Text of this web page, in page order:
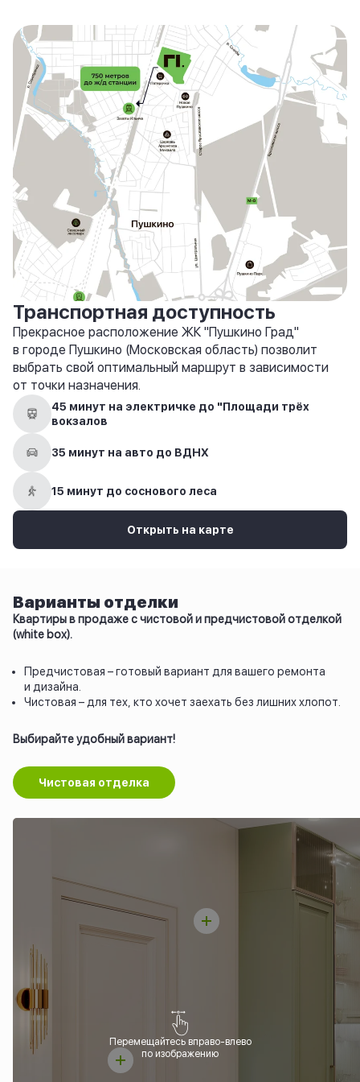
Транспортная доступность
Прекрасное расположение ЖК "Пушкино Град"
в городе Пушкино (Московская область) позволит
выбрать свой оптимальный маршрут в зависимости
от точки назначения.
45 минут на электричке до "Площади трёх
вокзалов
35 минут на авто до ВДНХ
15 минут до соснового леса
Открыть на карте
Варианты отделки
Квартиры в продаже с чистовой и предчистовой отделкой
(white box).
Предчистовая – готовый вариант для вашего ремонта
и дизайна.
Чистовая – для тех, кто хочет заехать без лишних хлопот.
Выбирайте удобный вариант!
Чистовая отделка
Перемещайтесь вправо-влево
по изображению